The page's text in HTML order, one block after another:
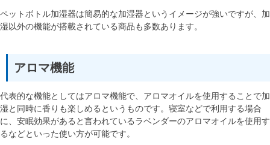
ペットボトル加湿器は簡易的な加湿器というイメージが強いですが、加
湿以外の機能が搭載されている商品も多数あります。
アロマ機能
代表的な機能としてはアロマ機能で、アロマオイルを使用することで加
湿と同時に香りも楽しめるというものです。寝室などで利用する場合
に、安眠効果があると言われているラベンダーのアロマオイルを使用す
るなどといった使い方が可能です。